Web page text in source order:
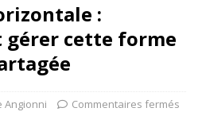
:
gérer cette forme
Angionni Commentaires fermés